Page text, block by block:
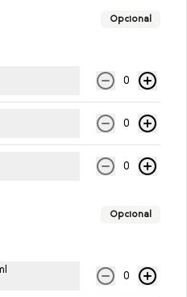
Opcional
0
0
0
Opcional
0